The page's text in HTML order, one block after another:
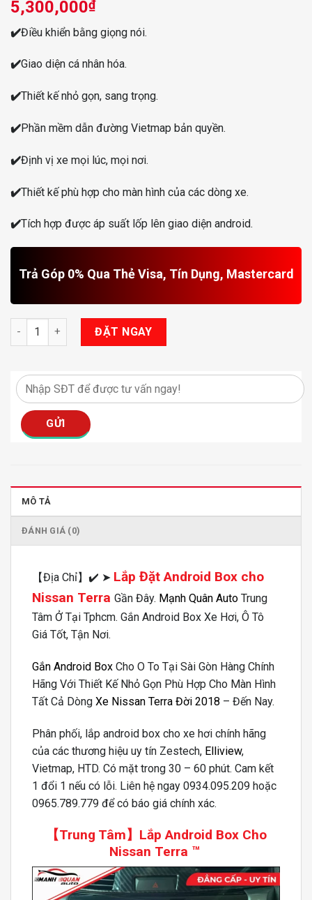
5,300,000₫
✔️Điều khiển bằng giọng nói.
✔️Giao diện cá nhân hóa.
✔️Thiết kế nhỏ gọn, sang trọng.
✔️Phần mềm dẫn đường Vietmap bản quyền.
✔️Định vị xe mọi lúc, mọi nơi.
✔️Thiết kế phù hợp cho màn hình của các dòng xe.
✔️Tích hợp được áp suất lốp lên giao diện android.
Trả Góp 0% Qua Thẻ Visa, Tín Dụng, Mastercard
Android Box Cho Nissan Terra số lượng
ĐẶT NGAY
MÔ TẢ
ĐÁNH GIÁ (0)
【Địa Chỉ】✔️ ➤ Lắp Đặt Android Box cho
Nissan Terra Gần Đây. Mạnh Quân Auto Trung
Tâm Ở Tại Tphcm️. Gắn Android Box Xe Hơi, Ô Tô
Giá Tốt, Tận Nơi.
Gắn Android Box Cho O To Tại Sài Gòn Hàng Chính
Hãng Với Thiết Kế Nhỏ Gọn Phù Hợp Cho Màn Hình
Tất Cả Dòng Xe Nissan Terra Đời 2018 – Đến Nay.
Phân phối, lắp android box cho xe hơi chính hãng
của các thương hiệu uy tín Zestech, Elliview,
Vietmap, HTD. Có mặt trong 30 – 60 phút. Cam kết
1 đổi 1 nếu có lỗi. Liên hệ ngay 0934.095.209 hoặc
0965.789.779 để có báo giá chính xác.
【Trung Tâm】 Lắp Android Box Cho
Nissan Terra ™